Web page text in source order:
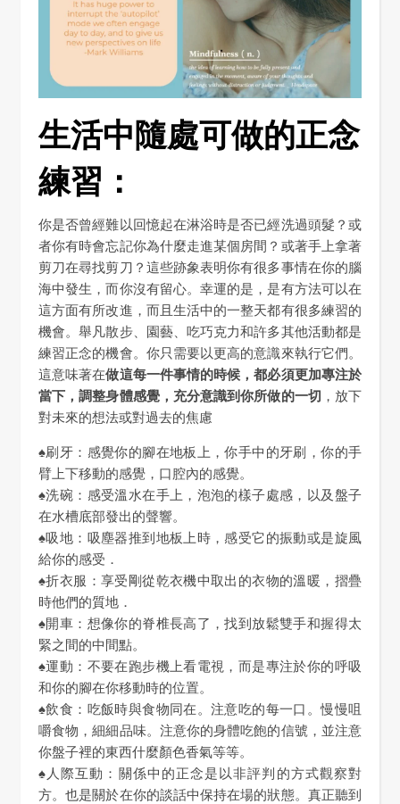
生活中隨處可做的正念
練習：
你是否曾經難以回憶起在淋浴時是否已經洗過頭髮？或
者你有時會忘記你為什麼走進某個房間？或著手上拿著
剪刀在尋找剪刀？這些跡象表明你有很多事情在你的腦
海中發生，而你沒有留心。幸運的是，是有方法可以在
這方面有所改進，而且生活中的一整天都有很多練習的
機會。舉凡散步、園藝、吃巧克力和許多其他活動都是
練習正念的機會。你只需要以更高的意識來執行它們。
這意味著在做這每一件事情的時候，都必須更加專注於
當下，調整身體感覺，充分意識到你所做的一切 ，放下
對未來的想法或對過去的焦慮
♠刷牙：感覺你的腳在地板上，你手中的牙刷，你的手
臂上下移動的感覺，口腔內的感覺。
♠洗碗：感受溫水在手上，泡泡的樣子處感，以及盤子
在水槽底部發出的聲響。
♠吸地：吸塵器推到地板上時，感受它的振動或是旋風
給你的感受．
♠折衣服：享受剛從乾衣機中取出的衣物的溫暖，摺疊
時他們的質地．
♠開車：想像你的脊椎長高了，找到放鬆雙手和握得太
緊之間的中間點。
♠運動：不要在跑步機上看電視，而是專注於你的呼吸
和你的腳在你移動時的位置。
♠飲食：吃飯時與食物同在。注意吃的每一口。慢慢咀
嚼食物，細細品味。注意你的身體吃飽的信號，並注意
你盤子裡的東西什麼顏色香氣等等。
♠人際互動：關係中的正念是以非評判的方式觀察對
方。也是關於在你的談話中保持在場的狀態。真正聽到